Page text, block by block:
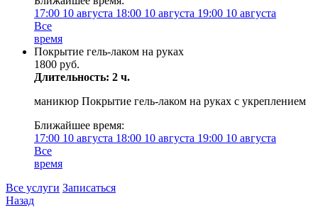
17:00 10 августа 18:00 10 августа 19:00 10 августа
Все
время
Покрытие гель-лаком на руках
1800 руб.
Длительность: 2 ч.
маникюр Покрытие гель-лаком на руках с укреплением
Ближайшее время:
17:00 10 августа 18:00 10 августа 19:00 10 августа
Все
время
Все услуги Записаться
Назад